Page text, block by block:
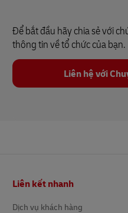
Để bắt đầu hãy chia sẻ với
thông tin về tổ chức của bạn.
Liên hệ với
trang
Liên kết nhanh
Dịch vụ khách hàng